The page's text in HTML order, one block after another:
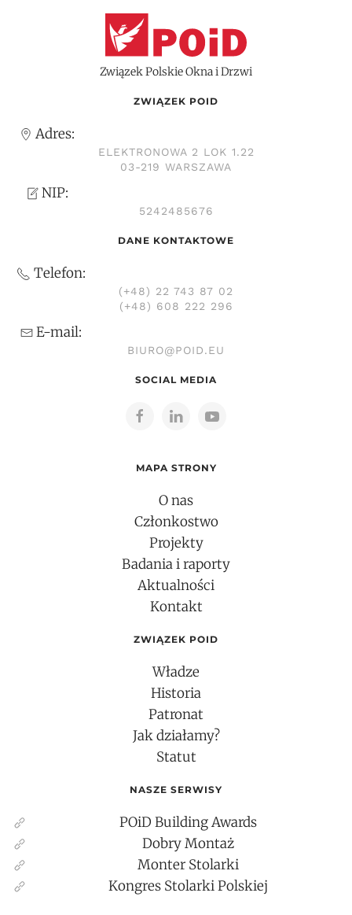
Związek Polskie Okna i Drzwi
ZWIĄZEK POID
Adres:
ELEKTRONOWA 2 LOK 1.22
03-219 WARSZAWA
NIP:
5242485676
DANE KONTAKTOWE
Telefon:
(+48) 22 743 87 02
(+48) 608 222 296
E-mail:
BIURO@POID.EU
SOCIAL MEDIA
MAPA STRONY
O nas
Członkostwo
Projekty
Badania i raporty
Aktualności
Kontakt
ZWIĄZEK POID
Władze
Historia
Patronat
Jak działamy?
Statut
NASZE SERWISY
POiD Building Awards
Dobry Montaż
Monter Stolarki
Kongres Stolarki Polskiej